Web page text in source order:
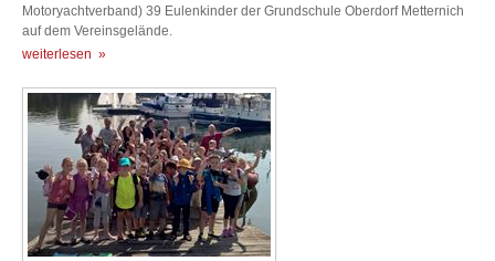
Motoryachtverband) 39 Eulenkinder der Grundschule Oberdorf Metternich
auf dem Vereinsgelände.
weiterlesen »